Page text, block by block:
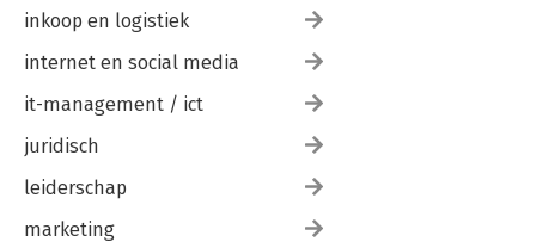
inkoop en logistiek
internet en social media
it-management / ict
juridisch
leiderschap
marketing